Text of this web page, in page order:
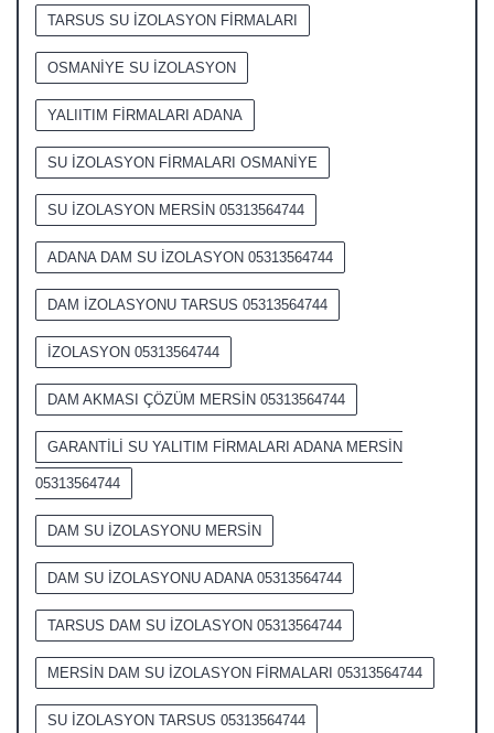
TARSUS SU İZOLASYON FİRMALARI
OSMANİYE SU İZOLASYON
YALIITIM FİRMALARI ADANA
SU İZOLASYON FİRMALARI OSMANİYE
SU İZOLASYON MERSİN 05313564744
ADANA DAM SU İZOLASYON 05313564744
DAM İZOLASYONU TARSUS 05313564744
İZOLASYON 05313564744
DAM AKMASI ÇÖZÜM MERSİN 05313564744
GARANTİLİ SU YALITIM FİRMALARI ADANA MERSİN
05313564744
DAM SU İZOLASYONU MERSİN
DAM SU İZOLASYONU ADANA 05313564744
TARSUS DAM SU İZOLASYON 05313564744
MERSİN DAM SU İZOLASYON FİRMALARI 05313564744
SU İZOLASYON TARSUS 05313564744